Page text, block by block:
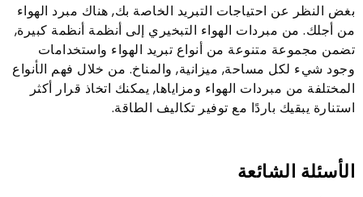
بغض النظر عن احتياجات التبريد الخاصة بك, هناك مبرد الهواء
من أجلك. من مبردات الهواء التبخيري إلى أنظمة أنظمة كبيرة,
تضمن مجموعة متنوعة من أنواع تبريد الهواء واستخدامات
وجود شيء لكل مساحة, ميزانية, والمناخ. من خلال فهم الأنواع
المختلفة من مبردات الهواء ومزاياها, يمكنك اتخاذ قرار أكثر
استنارة يبقيك باردًا مع توفير تكاليف الطاقة.
الأسئلة الشائعة